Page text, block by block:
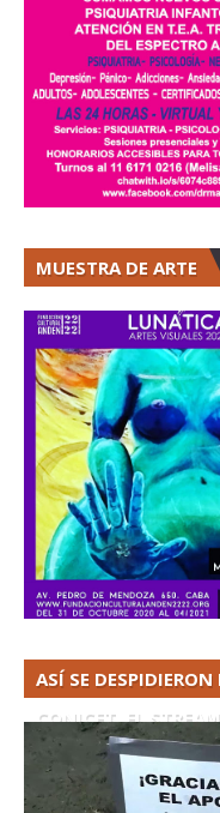
MUESTRA DE ARTE
ASÍ SE
CONICET. EL